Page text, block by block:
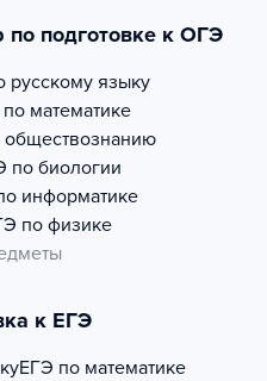
по подготовке к ОГЭ
русскому языку
математике
по биологии
информатике
по физике
к ЕГЭ
ЕГЭ по математике